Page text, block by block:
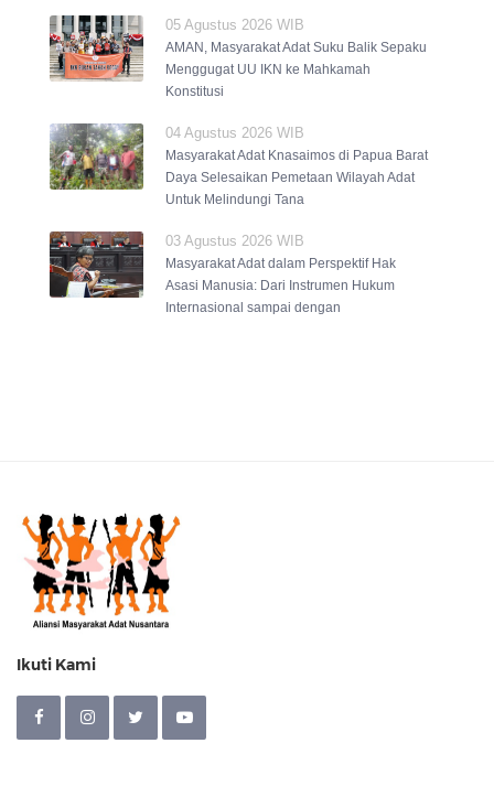
05 Agustus 2026 WIB
AMAN, Masyarakat Adat Suku Balik Sepaku
Menggugat UU IKN ke Mahkamah
Konstitusi
04 Agustus 2026 WIB
Masyarakat Adat Knasaimos di Papua Barat
Daya Selesaikan Pemetaan Wilayah Adat
Untuk Melindungi Tana
03 Agustus 2026 WIB
Masyarakat Adat dalam Perspektif Hak
Asasi Manusia: Dari Instrumen Hukum
Internasional sampai dengan
Ikuti Kami